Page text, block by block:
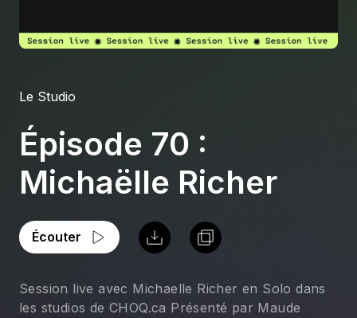
Location studio
Le Studio
Épisode 70 :
Michaëlle Richer
Écouter
Session live avec Michaelle Richer en Solo dans
les studios de CHOQ.ca Présenté par Maude